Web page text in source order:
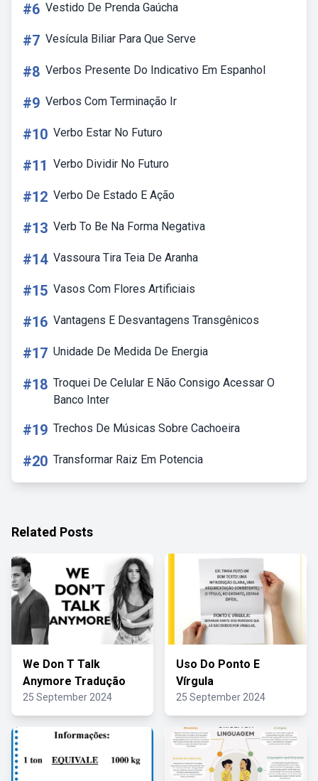
#6 Vestido De Prenda Gaúcha
#7 Vesícula Biliar Para Que Serve
#8 Verbos Presente Do Indicativo Em Espanhol
#9 Verbos Com Terminação Ir
#10 Verbo Estar No Futuro
#11 Verbo Dividir No Futuro
#12 Verbo De Estado E Ação
#13 Verb To Be Na Forma Negativa
#14 Vassoura Tira Teia De Aranha
#15 Vasos Com Flores Artificiais
#16 Vantagens E Desvantagens Transgênicos
#17 Unidade De Medida De Energia
#18 Troquei De Celular E Não Consigo Acessar O
Banco Inter
#19 Trechos De Músicas Sobre Cachoeira
#20 Transformar Raiz Em Potencia
Related Posts
We Don T Talk
Anymore Tradução
25 September 2024
Uso Do Ponto E
Vírgula
25 September 2024